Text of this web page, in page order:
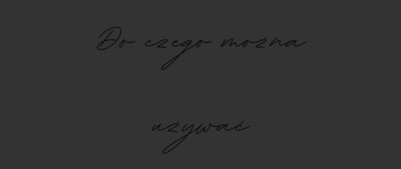
Do czego można
używać